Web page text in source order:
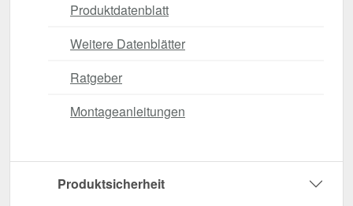
Produktdatenblatt
Weitere Datenblätter
Ratgeber
Montageanleitungen
Produktsicherheit